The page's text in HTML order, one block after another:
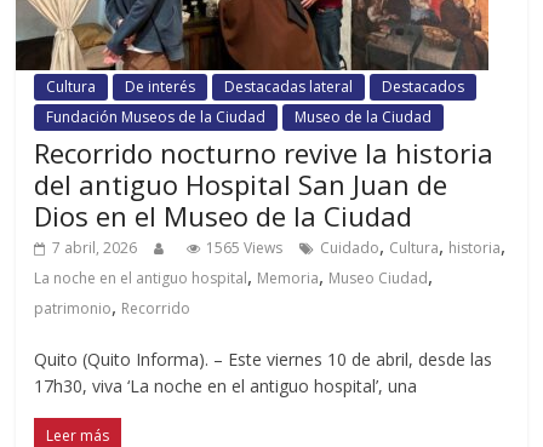
Cultura De interés Destacadas lateral
Destacados
Fundación Museos de la Ciudad
Museo de la Ciudad
Recorrido nocturno revive la historia
del antiguo Hospital San Juan de
Dios en el Museo de la Ciudad
7 abril, 2026 1565 Views Cuidado, Cultura, historia,
La noche en el antiguo hospital, Memoria, Museo Ciudad,
patrimonio, Recorrido
Quito (Quito Informa). – Este viernes 10 de abril, desde las
17h30, viva ‘La noche en el antiguo hospital’, una
Leer más